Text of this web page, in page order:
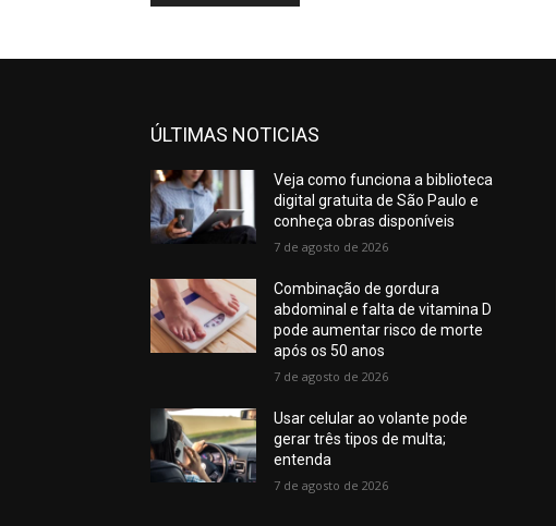
ÚLTIMAS NOTICIAS
Veja como funciona a biblioteca
digital gratuita de São Paulo e
conheça obras disponíveis
7 de agosto de 2026
Combinação de gordura
abdominal e falta de vitamina D
pode aumentar risco de morte
após os 50 anos
7 de agosto de 2026
Usar celular ao volante pode
gerar três tipos de multa;
entenda
7 de agosto de 2026